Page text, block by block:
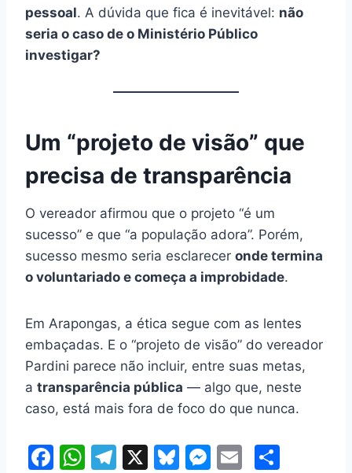
pessoal. A dúvida que fica é inevitável: não
seria o caso de o Ministério Público
investigar?
Um “projeto de visão” que
precisa de transparência
O vereador afirmou que o projeto “é um
sucesso” e que “a população adora”. Porém,
sucesso mesmo seria esclarecer onde termina
o voluntariado e começa a improbidade.
Em Arapongas, a ética segue com as lentes
embaçadas. E o “projeto de visão” do vereador
Pardini parece não incluir, entre suas metas,
a transparência pública — algo que, neste
caso, está mais fora de foco do que nunca.
F
W T
X
Bl M
E